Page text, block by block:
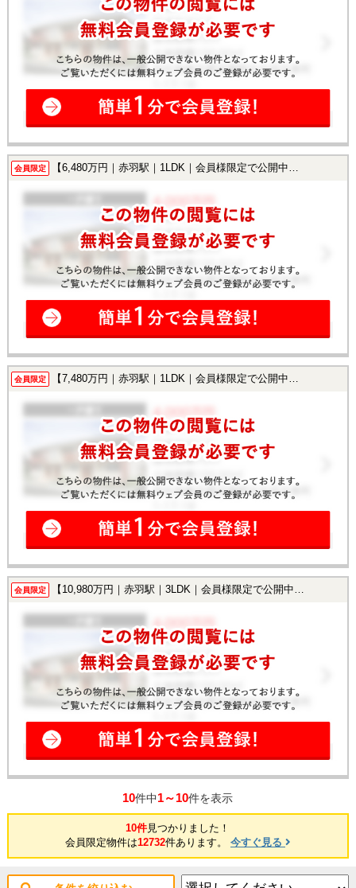
会員限定 【6,480万円｜赤羽駅｜1LDK｜会員様限定で公開中！】
会員限定 【7,480万円｜赤羽駅｜1LDK｜会員様限定で公開中！】
会員限定 【10,980万円｜赤羽駅｜3LDK｜会員様限定で公開中！】
10件中1～10件を表示
10件見つかりました！
会員限定物件は12732件あります。 今すぐ見る